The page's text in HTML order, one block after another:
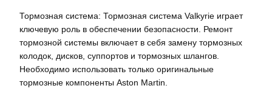
Тормозная система: Тормозная система Valkyrie играет
ключевую роль в обеспечении безопасности. Ремонт
тормозной системы включает в себя замену тормозных
колодок, дисков, суппортов и тормозных шлангов.
Необходимо использовать только оригинальные
тормозные компоненты Aston Martin.